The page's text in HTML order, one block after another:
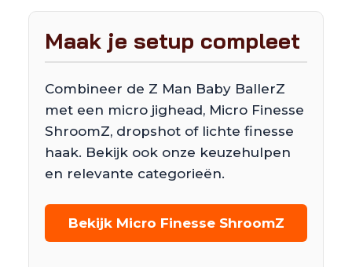
Maak je setup compleet
Combineer de Z Man Baby BallerZ
met een micro jighead, Micro Finesse
ShroomZ, dropshot of lichte finesse
haak. Bekijk ook onze keuzehulpen
en relevante categorieën.
Bekijk Micro Finesse ShroomZ